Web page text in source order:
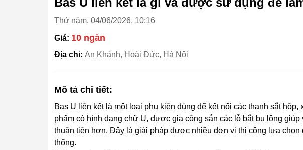
Thứ năm, 04/06/2026, 10:16
Giá: 10 ngàn
Địa chỉ: An Khánh, Hoài Đức, Hà Nội
Mô tả chi tiết:
Bas U liên kết là một loại phụ kiện dùng để kết nối các thanh sắt
phẩm có hình dạng chữ U, được gia công sẵn các lỗ bắt bu lông
thuận tiện hơn. Đây là giải pháp được nhiều đơn vị thi công lựa chọn
thống.